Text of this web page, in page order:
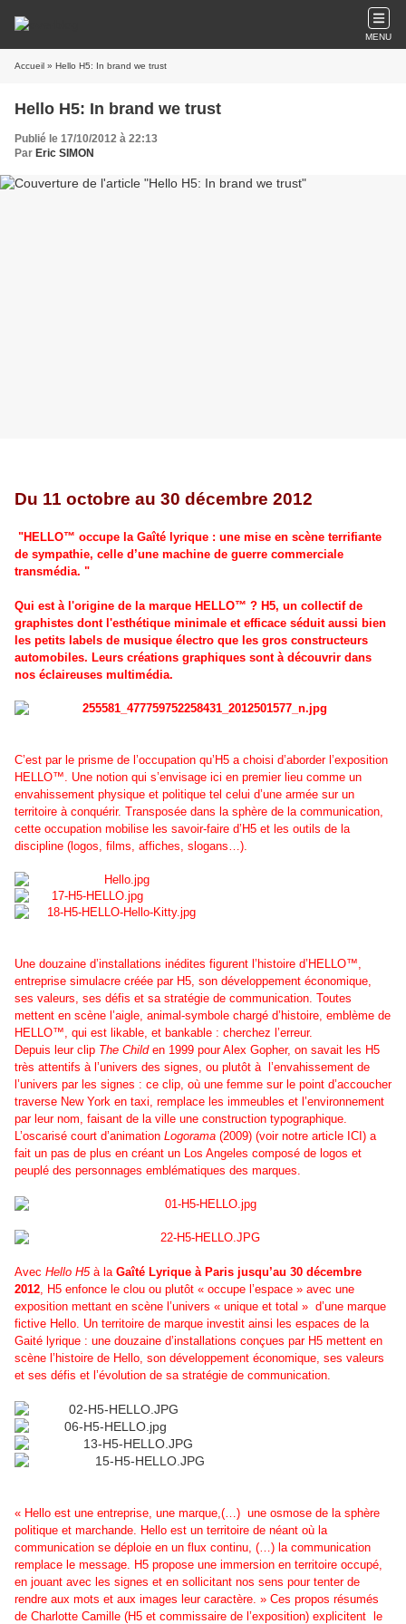
MENU
Accueil » Hello H5: In brand we trust
Hello H5: In brand we trust
Publié le 17/10/2012 à 22:13
Par Eric SIMON
Du 11 octobre au 30 décembre 2012
"HELLO™ occupe la Gaîté lyrique : une mise en scène terrifiante
de sympathie, celle d’une machine de guerre commerciale
transmédia. "
Qui est à l'origine de la marque HELLO™ ? H5, un collectif de
graphistes dont l'esthétique minimale et efficace séduit aussi bien
les petits labels de musique électro que les gros constructeurs
automobiles. Leurs créations graphiques sont à découvrir dans
nos éclaireuses multimédia.
C’est par le prisme de l’occupation qu’H5 a choisi d’aborder l’exposition
HELLO™. Une notion qui s’envisage ici en premier lieu comme un
envahissement physique et politique tel celui d’une armée sur un
territoire à conquérir. Transposée dans la sphère de la communication,
cette occupation mobilise les savoir-faire d’H5 et les outils de la
discipline (logos, films, affiches, slogans…).
Une douzaine d’installations inédites figurent l’histoire d’HELLO™,
entreprise simulacre créée par H5, son développement économique,
ses valeurs, ses défis et sa stratégie de communication. Toutes
mettent en scène l’aigle, animal-symbole chargé d’histoire, emblème de
HELLO™, qui est likable, et bankable : cherchez l’erreur.
Depuis leur clip The Childen 1999 pour Alex Gopher, on savait les H5
très attentifs à l’univers des signes, ou plutôt à l’envahissement de
l’univers par les signes : ce clip, où une femme sur le point d’accoucher
traverse New York en taxi, remplace les immeubles et l’environnement
par leur nom, faisant de la ville une construction typographique.
L’oscarisé court d’animation Logorama (2009) (voir notre article ICI) a
fait un pas de plus en créant un Los Angeles composé de logos et
peuplé des personnages emblématiques des marques.
Avec Hello H5à la Gaîté Lyrique à Paris jusqu’au 30 décembre
2012, H5 enfonce le clou ou plutôt « occupe l’espace » avec une
exposition mettant en scène l’univers « unique et total » d’une marque
fictive Hello. Un territoire de marque investit ainsi les espaces de la
Gaité lyrique : une douzaine d’installations conçues par H5 mettent en
scène l’histoire de Hello, son développement économique, ses valeurs
et ses défis et l’évolution de sa stratégie de communication.
« Hello est une entreprise, une marque,(…) une osmose de la sphère
politique et marchande. Hello est un territoire de néant où la
communication se déploie en un flux continu, (…) la communication
remplace le message. H5 propose une immersion en territoire occupé,
en jouant avec les signes et en sollicitant nos sens pour tenter de
rendre aux mots et aux images leur caractère. » Ces propos résumés
de Charlotte Camille (H5 et commissaire de l’exposition) explicitent le